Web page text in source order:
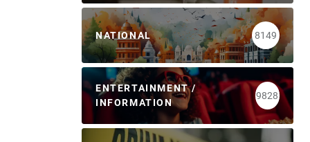
NATIONAL 8149
ENTERTAINMENT /
INFORMATION
9828